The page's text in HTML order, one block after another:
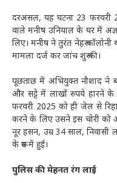
दरअसल, यह घटना 23 फरवरी
वाले मनीष उनियाल के घर में
लिए। मनीष ने तुरंत नेहरू
मामला दर्ज कर जांच शुरू की।
पूछताछ में अभियुक्त नौशाद
और सट्टे में लाखों रुपये हारने के
फरवरी 2025 को ही जेल से
करने के लिए उसने इस चोरी को
नूर हसन, उम्र 34 साल, निवासी
के रूप में हुई।
पुलिस की मेहनत रंग लाई